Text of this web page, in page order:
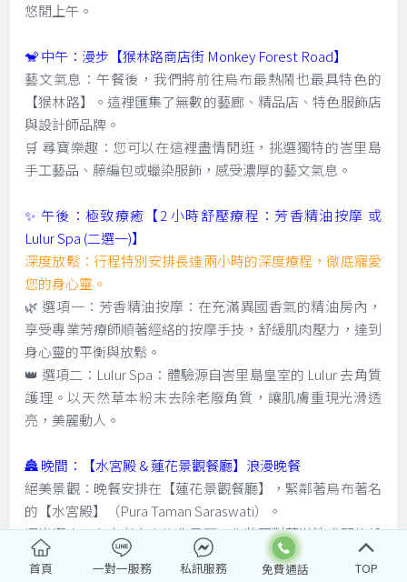
悠閒上午。
🐒 中午：漫步【猴林路商店街 Monkey Forest Road】
藝文氣息：午餐後，我們將前往烏布最熱鬧也最具特色的
【猴林路】。這裡匯集了無數的藝廊、精品店、特色服飾店
與設計師品牌。
🛒 尋寶樂趣：您可以在這裡盡情閒逛，挑選獨特的峇里島
手工藝品、藤編包或蠟染服飾，感受濃厚的藝文氣息。
✨ 午後：極致療癒【2 小時舒壓療程：芳香精油按摩 或
Lulur Spa (二選一)】
深度放鬆：行程特別安排長達兩小時的深度療程，徹底寵愛
您的身心靈。
🌿 選項一：芳香精油按摩：在充滿異國香氣的精油房內，
享受專業芳療師順著經絡的按摩手技，舒緩肌肉壓力，達到
身心靈的平衡與放鬆。
👑 選項二：Lulur Spa：體驗源自峇里島皇室的 Lulur 去角質
護理。以天然草本粉末去除老廢角質，讓肌膚重現光滑透
亮，美麗動人。
🏯 晚間：【水宮殿 & 蓮花景觀餐廳】浪漫晚餐
絕美景觀：晚餐安排在【蓮花景觀餐廳】，緊鄰著烏布著名
的【水宮殿】（Pura Taman Saraswati）。
燭光饗宴：在古老寺廟的背景下，您將面對著滿池盛開的粉
紅蓮花，伴隨著峇里島傳統舞蹈（有時需視表演時間而
首頁 一對一服務 私訊服務 TOP